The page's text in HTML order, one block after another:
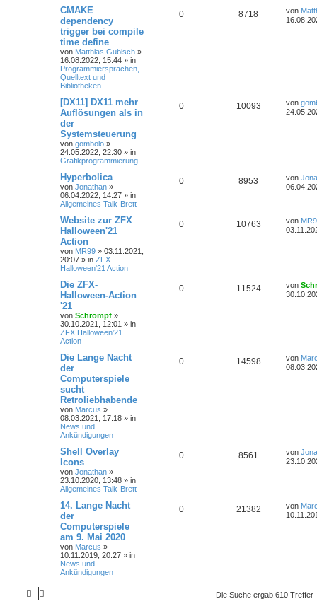
CMAKE
dependency
trigger bei compile
time define
von Matthias Gubisch »
16.08.2022, 15:44 » in
Programmiersprachen,
Quelltext und
Bibliotheken
0 8718 von
[DX11] DX11 mehr
Auflösungen als in
der
Systemsteuerung
von gombolo »
24.05.2022, 22:30 » in
Grafikprogrammierung
0 10093 von
Hyperbolica
von Jonathan »
06.04.2022, 14:27 » in
Allgemeines Talk-Brett
0 8953 von
Website zur ZFX
Halloween'21
Action
von MR99 » 03.11.2021,
20:07 » in ZFX
Halloween'21 Action
0 10763 von
Die ZFX-
Halloween-Action
'21
von Schrompf »
30.10.2021, 12:01 » in
ZFX Halloween'21
Action
0 11524 von
Die Lange Nacht
der
Computerspiele
sucht
Retroliebhabende
von Marcus »
08.03.2021, 17:18 » in
News und
Ankündigungen
0 14598 von
Shell Overlay
Icons
von Jonathan »
23.10.2020, 13:48 » in
Allgemeines Talk-Brett
0 8561 von
14. Lange Nacht
der
Computerspiele
am 9. Mai 2020
von Marcus »
10.11.2019, 20:27 » in
News und
Ankündigungen
0 21382 von
Die Suche ergab 610 Treffer